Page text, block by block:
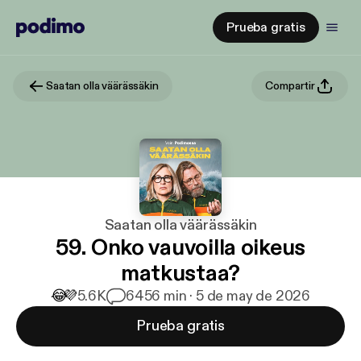
Prueba gratis
Saatan olla väärässäkin Compartir
Saatan olla väärässäkin
59. Onko vauvoilla oikeus
matkustaa?
😂💜5.6K 6456 min · 5 de may de 2026
Prueba gratis